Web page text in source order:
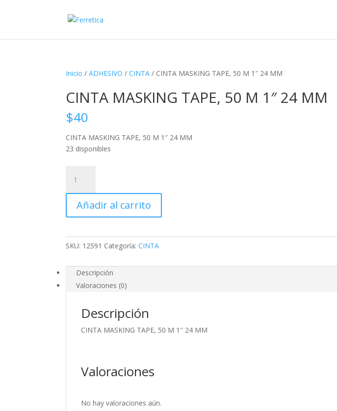
Inicio /ADHESIVO /CINTA / CINTA MASKING TAPE, 50 M 1″ 24 MM
CINTA MASKING TAPE, 50 M 1″ 24 MM
$40
CINTA MASKING TAPE, 50 M 1″ 24 MM
23 disponibles
MASKING
TAPE,
M
24
MM
Añadir al carrito
SKU: 12591 Categoría:CINTA
Descripción
Valoraciones (0)
Descripción
CINTA MASKING TAPE, 50 M 1″ 24 MM
Valoraciones
No hay valoraciones aún.